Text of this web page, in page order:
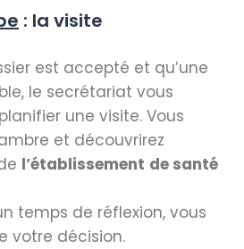
: la visite
est accepté et qu’une
le secrétariat vous
une visite. Vous
et découvrirez
l’établissement de santé
temps de réflexion, vous
votre décision.